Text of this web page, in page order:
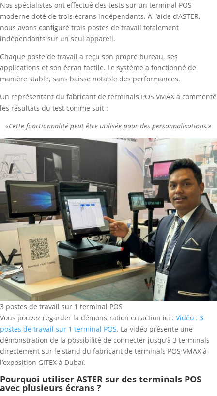
Nos spécialistes ont effectué des tests sur un terminal POS
moderne doté de trois écrans indépendants. À l’aide d’ASTER,
nous avons configuré trois postes de travail totalement
indépendants sur un seul appareil.
Chaque poste de travail a reçu son propre bureau, ses
applications et son écran tactile. Le système a fonctionné de
manière stable, sans baisse notable des performances.
Un représentant du fabricant de terminals POS VMAX a commenté
les résultats du test comme suit :
«Cette fonctionnalité peut être utilisée pour des personnalisations.»
3 postes de travail sur 1 terminal POS
Vous pouvez regarder la démonstration en action ici : Vidéo : 3
postes de travail sur 1 terminal POS. La vidéo présente une
démonstration de la possibilité de connecter jusqu’à 3 terminals
directement sur le stand du fabricant de terminals POS VMAX à
l’exposition GITEX à Dubaï.
Pourquoi utiliser ASTER sur des terminals POS
avec plusieurs écrans ?